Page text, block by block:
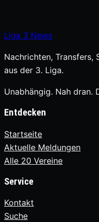
Liga 3 News
Nachrichten, Transfers,
aus der 3. Liga.
Unabhängig. Nah dran.
Entdecken
Startseite
Aktuelle Meldungen
Alle 20 Vereine
Service
Kontakt
Suche